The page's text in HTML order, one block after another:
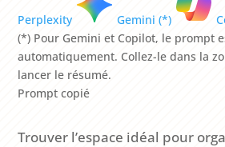
Perplexity Gemini (*)
(*) Pour Gemini et Copilot, le prompt
automatiquement. Collez-le dans la
lancer le résumé.
Prompt copié
Trouver l’espace idéal pour